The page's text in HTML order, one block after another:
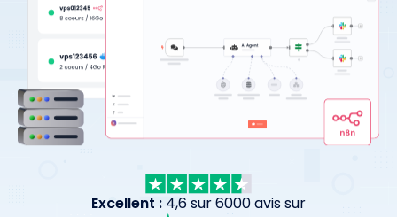
Excellent :4,6 sur 6000 avis sur